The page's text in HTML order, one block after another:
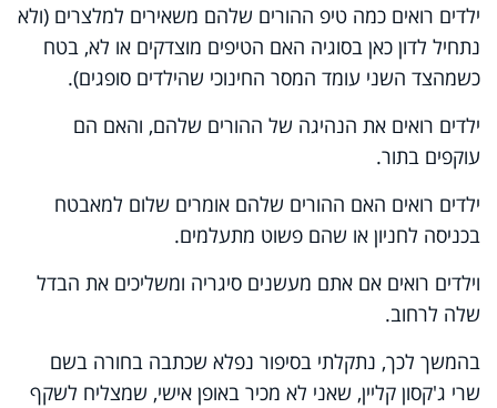
ילדים רואים כמה טיפ ההורים שלהם משאירים למלצרים (ולא
נתחיל לדון כאן בסוגיה האם הטיפים מוצדקים או לא, בטח
כשמהצד השני עומד המסר החינוכי שהילדים סופגים).
ילדים רואים את הנהיגה של ההורים שלהם, והאם הם
עוקפים בתור.
ילדים רואים האם ההורים שלהם אומרים שלום למאבטח
בכניסה לחניון או שהם פשוט מתעלמים.
וילדים רואים אם אתם מעשנים סיגריה ומשליכים את הבדל
שלה לרחוב.
בהמשך לכך, נתקלתי בסיפור נפלא שכתבה בחורה בשם
שרי ג'קסון קליין, שאני לא מכיר באופן אישי, שמצליח לשקף